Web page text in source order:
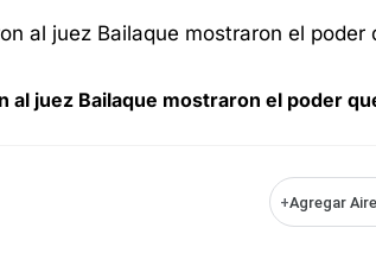
al juez Bailaque mostraron el poder
+Agregar